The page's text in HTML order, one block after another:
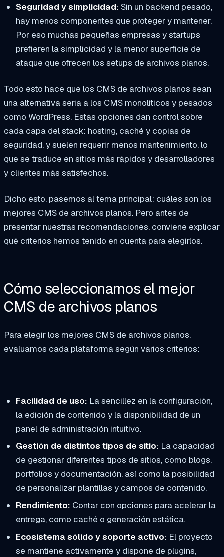
Seguridad y simplicidad: Sin un backend pesado,
hay menos componentes que proteger y mantener.
Por eso muchas pequeñas empresas y startups
prefieren la simplicidad y la menor superficie de
ataque que ofrecen los setups de archivos planos.
Todo esto hace que los CMS de archivos planos sean
una alternativa seria a los CMS monolíticos y pesados
como WordPress. Estas opciones dan control sobre
cada capa del stack: hosting, caché y copias de
seguridad, y suelen requerir menos mantenimiento, lo
que se traduce en sitios más rápidos y desarrolladores
y clientes más satisfechos.
Dicho esto, pasemos al tema principal: cuáles son los
mejores CMS de archivos planos. Pero antes de
presentar nuestras recomendaciones, conviene explicar
qué criterios hemos tenido en cuenta para elegirlos.
Cómo seleccionamos el mejor
CMS de archivos planos
Para elegir los mejores CMS de archivos planos,
evaluamos cada plataforma según varios criterios:
Facilidad de uso: La sencillez en la configuración,
la edición de contenido y la disponibilidad de un
panel de administración intuitivo.
Gestión de distintos tipos de sitio: La capacidad
de gestionar diferentes tipos de sitios, como blogs,
portfolios y documentación, así como la posibilidad
de personalizar plantillas y campos de contenido.
Rendimiento: Contar con opciones para acelerar la
entrega, como caché o generación estática.
Ecosistema sólido y soporte activo: El proyecto
se mantiene activamente y dispone de plugins,